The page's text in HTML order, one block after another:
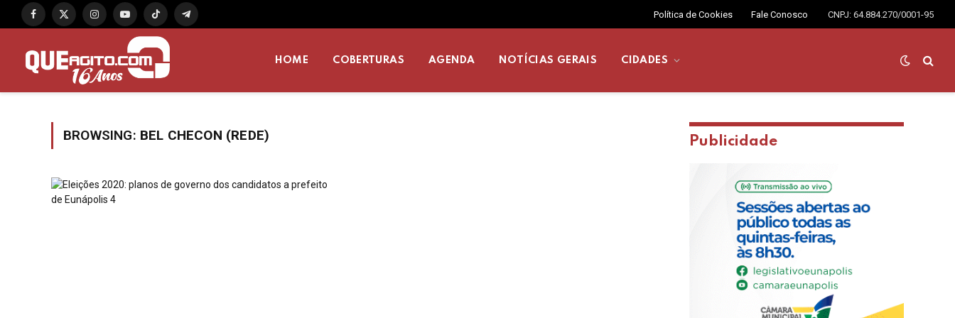
Facebook
X
InstagramYouTubeTikTok Telegram
Política de Cookies Fale Conosco CNPJ: 64.884.270/0001-95
HOME COBERTURAS AGENDA NOTÍCIAS GERAIS CIDADES
BROWSING: BEL CHECON (REDE) Publicidade